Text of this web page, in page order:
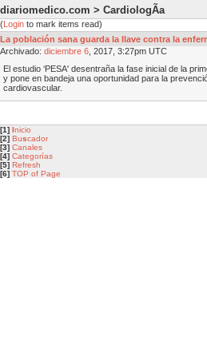
diariomedico.com > CardiologÃ­a
(Login to mark items read)
La población sana guarda la llave contra la
Archivado: diciembre 6 , 2017, 3:27pm UTC
El estudio ‘PESA' desentraña la fase inicial de la
y pone en bandeja una oportunidad para la
cardiovascular.
[1] Inicio
[2] Buscador
[3] Canales
[4] Categorías
[5] Refresh
[6] TOP of Page